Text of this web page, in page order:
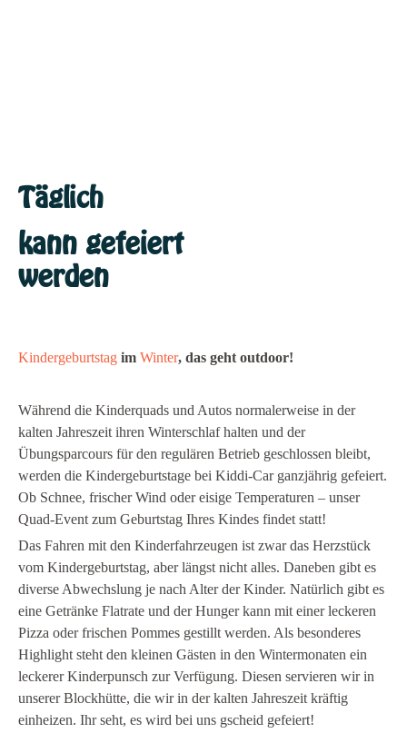
Täglich
kann gefeiert
werden
Kindergeburtstag im Winter, das geht outdoor!
Während die Kinderquads und Autos normalerweise in der
kalten Jahreszeit ihren Winterschlaf halten und der
Übungsparcours für den regulären Betrieb geschlossen bleibt,
werden die Kindergeburtstage bei Kiddi-Car ganzjährig gefeiert.
Ob Schnee, frischer Wind oder eisige Temperaturen – unser
Quad-Event zum Geburtstag Ihres Kindes findet statt!
Das Fahren mit den Kinderfahrzeugen ist zwar das Herzstück
vom Kindergeburtstag, aber längst nicht alles. Daneben gibt es
diverse Abwechslung je nach Alter der Kinder. Natürlich gibt es
eine Getränke Flatrate und der Hunger kann mit einer leckeren
Pizza oder frischen Pommes gestillt werden. Als besonderes
Highlight steht den kleinen Gästen in den Wintermonaten ein
leckerer Kinderpunsch zur Verfügung. Diesen servieren wir in
unserer Blockhütte, die wir in der kalten Jahreszeit kräftig
einheizen. Ihr seht, es wird bei uns gscheid gefeiert!